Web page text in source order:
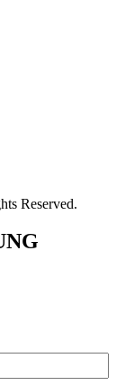
Reserved.